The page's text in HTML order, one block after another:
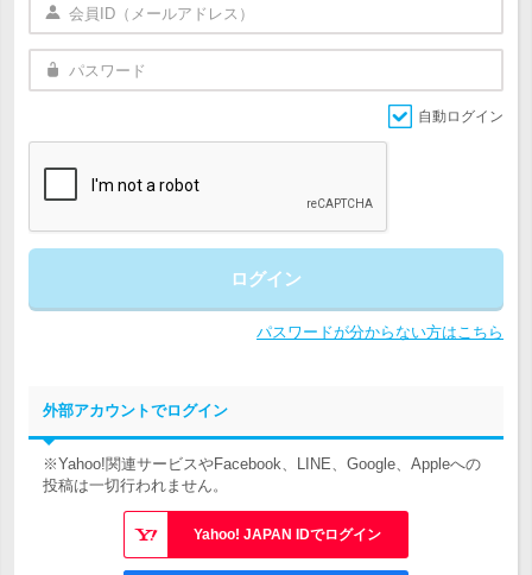
自動ログイン
ログイン
パスワードが分からない方はこちら
外部アカウントでログイン
※Yahoo!関連サービスやFacebook、LINE、Google、Appleへの
投稿は一切行われません。
Yahoo! JAPAN IDでログイン